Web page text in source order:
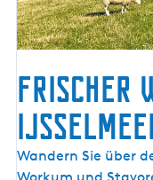
s
e
r
b
u
w
e
Frischer
F
r
Wandern Sie über